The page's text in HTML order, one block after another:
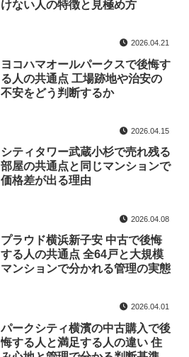
けない人の特徴と見極め方
2026.04.21
ヨコハマオールパークスで後悔す
る人の共通点 工場跡地や治安の
不安をどう判断するか
2026.04.15
シティタワー武蔵小杉で売れ残る
部屋の共通点と同じマンションで
価格差が出る理由
2026.04.08
プラウド横浜新子安 中古で後悔
する人の共通点 全64戸と大規模
マンションで分かれる管理の実態
2026.04.01
パークシティ横濱の中古購入で後
悔する人と満足する人の違い 住